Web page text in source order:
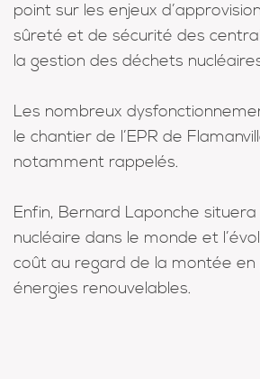
point sur les enjeux
sûreté et de sécurité des
la gestion des déchets
Les nombreux
le chantier de l’EPR de
notamment rappelés.
Enfin, Bernard Laponche
nucléaire dans le monde et
coût au regard de la montée en
énergies renouvelables.